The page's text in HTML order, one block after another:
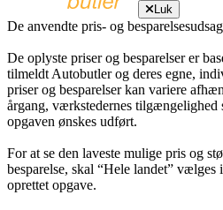
Luk
De anvendte pris- og
De oplyste priser og besparelser er
tilmeldt Autobutler og deres egne,
priser og besparelser kan variere
årgang, værkstedernes tilgængelighed
opgaven ønskes udført.
For at se den laveste mulige pris og
besparelse, skal “Hele landet” vælges
oprettet opgave.